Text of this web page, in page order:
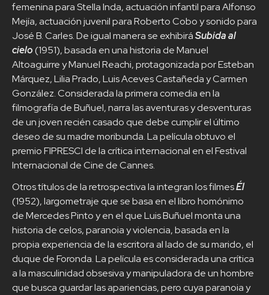
femenina para Stella Inda, actuación infantil para Alfonso
Mejía, actuación juvenil para Roberto Cobo y sonido para
José B. Carles. De igual manera se exhibiráSubida al
cielo(1951), basada en una historia de Manuel
Altoaguirre y Manuel Reachi, protagonizada por Esteban
Márquez, Lilia Prado, Luis Aceves Castañeda y Carmen
González. Considerada la primera comedia en la
filmografía de Buñuel, narra las aventuras y desventuras
de un joven recién casado que debe cumplir el último
deseo de su madre moribunda. La película obtuvo el
premio FIPRESCI de la crítica internacional en el Festival
Internacional de Cine de Cannes.
Otros títulos de la retrospectiva la integran los filmesÉl
(1952), largometraje que se basa en el libro homónimo
de Mercedes Pinto y en el que Luis Buñuel monta una
historia de celos, paranoia y violencia, basada en la
propia experiencia de la escritora al lado de su marido, el
duque de Foronda. La película es considerada una crítica
a la masculinidad obsesiva y manipuladora de un hombre
que busca guardar las apariencias, pero cuya paranoia y